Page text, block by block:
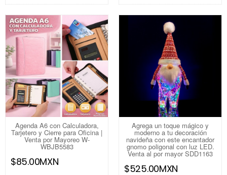
Agenda A6 con Calculadora,
Tarjetero y Cierre para Oficina |
Venta por Mayoreo W-
WBJB5583
$85.00MXN
Agrega un toque mágico y
moderno a tu decoración
navideña con este encantador
gnomo poligonal con luz LED.
Venta al por mayor SDD1163
$525.00MXN